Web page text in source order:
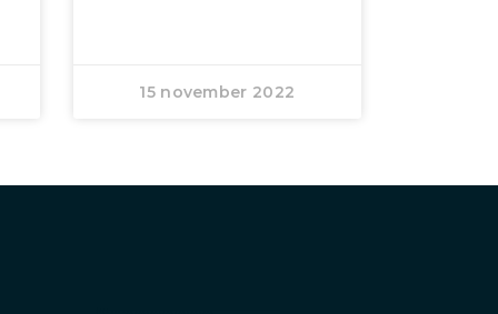
15 november 2022